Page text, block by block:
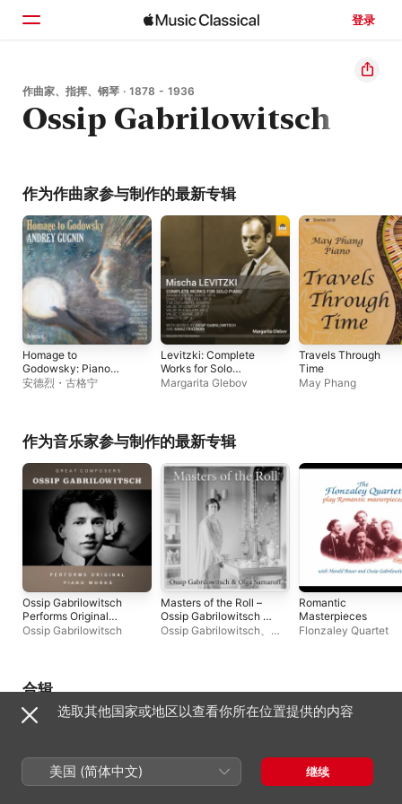
登录
主页
浏览
作曲家、指挥、钢琴 · 1878 - 1936
Ossip Gabrilowitsch
作为作曲家参与制作的最新专辑
Homage to
Godowsky: Piano
Works Dedicated to
安德烈・古格宁
Levitzki: Complete
Works for Solo
Piano
Margarita Glebov
Travels Through
Time
May Phang
作为音乐家参与制作的最新专辑
Ossip Gabrilowitsch
Performs Original
Piano Works
Ossip Gabrilowitsch
Masters of the Roll –
Ossip Gabrilowitsch &
Olga Samaroff
Ossip Gabrilowitsch、
Romantic
Masterpieces
Flonzaley Quartet
合辑
选取其他国家或地区以查看你所在位置提供的内容
美国 (简体中文) 继续